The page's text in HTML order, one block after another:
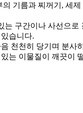
기름과 찌꺼기, 세제
는 구간이나 사선으로
습니다.
천천히 당기며 분사
는 이물질이 깨끗이